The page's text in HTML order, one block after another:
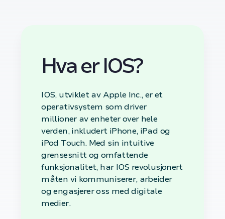
Hva er IOS?
IOS, utviklet av Apple Inc., er et
operativsystem som driver
millioner av enheter over hele
verden, inkludert iPhone, iPad og
iPod Touch. Med sin intuitive
grensesnitt og omfattende
funksjonalitet, har IOS revolusjonert
måten vi kommuniserer, arbeider
og engasjerer oss med digitale
medier.